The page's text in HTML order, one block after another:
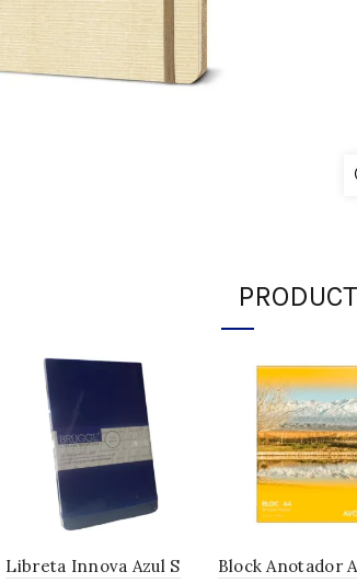
Libreta Innova Azul S
Block Anotador